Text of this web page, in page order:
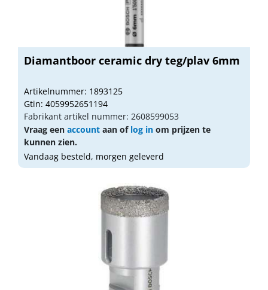
Diamantboor ceramic dry teg/plav 6mm
Artikelnummer: 1893125
Gtin: 4059952651194
Fabrikant artikel nummer: 2608599053
Vraag een account aan of log in om prijzen te
kunnen zien.
Vandaag besteld, morgen geleverd